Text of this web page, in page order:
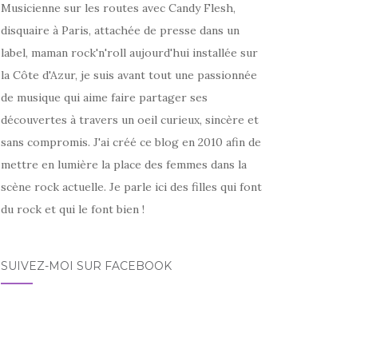
Musicienne sur les routes avec Candy Flesh,
disquaire à Paris, attachée de presse dans un
label, maman rock'n'roll aujourd'hui installée sur
la Côte d'Azur, je suis avant tout une passionnée
de musique qui aime faire partager ses
découvertes à travers un oeil curieux, sincère et
sans compromis. J'ai créé ce blog en 2010 afin de
mettre en lumière la place des femmes dans la
scène rock actuelle. Je parle ici des filles qui font
du rock et qui le font bien !
SUIVEZ-MOI SUR FACEBOOK